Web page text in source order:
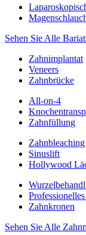
Sehen Sie Alle
Zahnimplantat
Veneers
Zahnbrücke
All-on-4
Zahnfüllung
Zahnbleaching
Sinuslift
Hollywood
Zahnkronen
Sehen Sie Alle